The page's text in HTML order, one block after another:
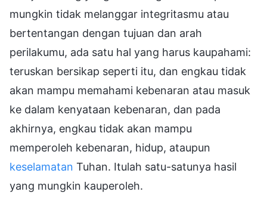
keselamatan Tuhan. Itulah satu-satunya hasil
yang mungkin kauperoleh.